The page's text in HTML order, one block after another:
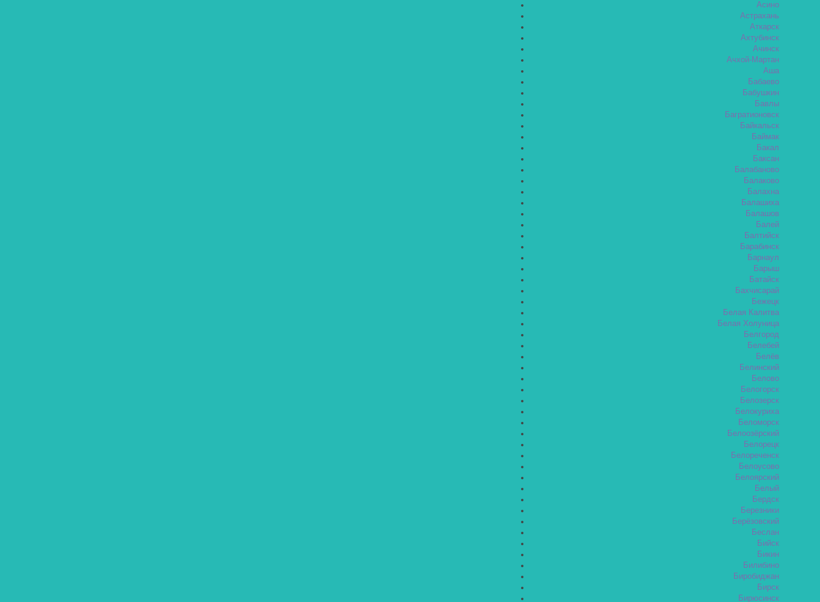
Асино
Астрахань
Аткарск
Ахтубинск
Ачинск
Ачхой-Мартан
Аша
Бабаево
Бабушкин
Бавлы
Багратионовск
Байкальск
Баймак
Бакал
Баксан
Балабаново
Балаково
Балахна
Балашиха
Балашов
Балей
Балтийск
Барабинск
Барнаул
Барыш
Батайск
Бахчисарай
Бежецк
Белая Калитва
Белая Холуница
Белгород
Белебей
Белёв
Белинский
Белово
Белогорск
Белозерск
Белокуриха
Беломорск
Белоозёрский
Белорецк
Белореченск
Белоусово
Белоярский
Белый
Бердск
Березники
Берёзовский
Беслан
Бийск
Бикин
Билибино
Биробиджан
Бирск
Бирюсинск